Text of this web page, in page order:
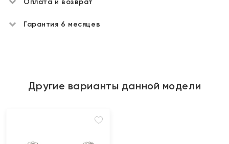
Оплата и возврат
Гарантия 6 месяцев
Другие варианты данной модели